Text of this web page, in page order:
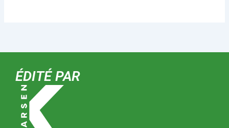
ÉDITÉ PAR